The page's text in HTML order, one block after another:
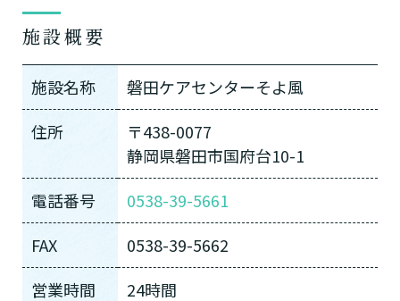
施設概要
施設名称
磐田ケアセンターそよ風
住所
〒438-0077
静岡県磐田市国府台10-1
電話番号
0538-39-5661
FAX
0538-39-5662
営業時間
24時間